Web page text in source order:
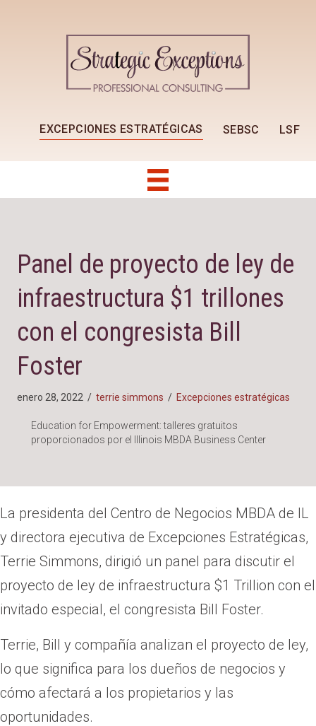
EXCEPCIONES ESTRATÉGICAS SEBSC LSF
Panel de proyecto de ley de
infraestructura $1 trillones
con el congresista Bill
Foster
enero 28, 2022 / terrie simmons / Excepciones estratégicas
Education for Empowerment: talleres gratuitos
proporcionados por el Illinois MBDA Business Center
La presidenta del Centro de Negocios MBDA de IL
y directora ejecutiva de Excepciones Estratégicas,
Terrie Simmons, dirigió un panel para discutir el
proyecto de ley de infraestructura $1 Trillion con el
invitado especial, el congresista Bill Foster.
Terrie, Bill y compañía analizan el proyecto de ley,
lo que significa para los dueños de negocios y
cómo afectará a los propietarios y las
oportunidades.